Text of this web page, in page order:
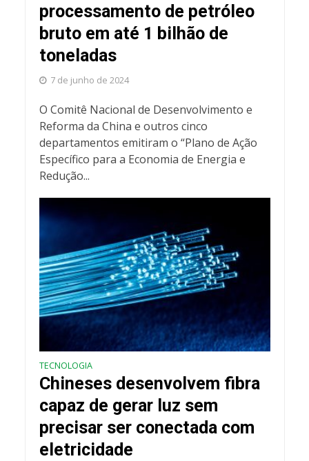
processamento de petróleo
bruto em até 1 bilhão de
toneladas
7 de junho de 2024
O Comitê Nacional de Desenvolvimento e
Reforma da China e outros cinco
departamentos emitiram o “Plano de Ação
Específico para a Economia de Energia e
Redução...
TECNOLOGIA
Chineses desenvolvem fibra
capaz de gerar luz sem
precisar ser conectada com
eletricidade